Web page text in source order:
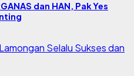
dan HAN, Pak Yes